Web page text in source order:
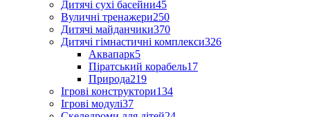
Дитячі сухі басейни45
Вуличні тренажери250
Дитячі майданчики370
Дитячі гімнастичні комплекси326
Аквапарк5
Піратський корабель17
Природа219
Ігрові конструктори134
Ігрові модулі37